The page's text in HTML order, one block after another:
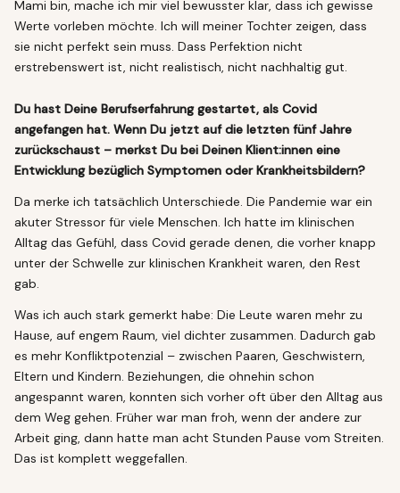
Mami bin, mache ich mir viel bewusster klar, dass ich gewisse
Werte vorleben möchte. Ich will meiner Tochter zeigen, dass
sie nicht perfekt sein muss. Dass Perfektion nicht
erstrebenswert ist, nicht realistisch, nicht nachhaltig gut.
Du hast Deine Berufserfahrung gestartet, als Covid
angefangen hat. Wenn Du jetzt auf die letzten fünf Jahre
zurückschaust – merkst Du bei Deinen Klient:innen eine
Entwicklung bezüglich Symptomen oder Krankheitsbildern?
Da merke ich tatsächlich Unterschiede. Die Pandemie war ein
akuter Stressor für viele Menschen. Ich hatte im klinischen
Alltag das Gefühl, dass Covid gerade denen, die vorher knapp
unter der Schwelle zur klinischen Krankheit waren, den Rest
gab.
Was ich auch stark gemerkt habe: Die Leute waren mehr zu
Hause, auf engem Raum, viel dichter zusammen. Dadurch gab
es mehr Konfliktpotenzial – zwischen Paaren, Geschwistern,
Eltern und Kindern. Beziehungen, die ohnehin schon
angespannt waren, konnten sich vorher oft über den Alltag aus
dem Weg gehen. Früher war man froh, wenn der andere zur
Arbeit ging, dann hatte man acht Stunden Pause vom Streiten.
Das ist komplett weggefallen.